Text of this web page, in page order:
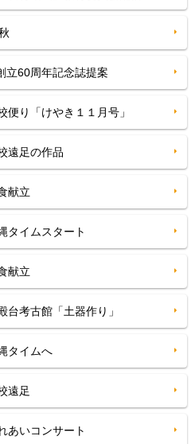
60周年記念誌提案
り「けやき１１月号」
遠足の作品
献立
タイムスタート
献立
考古館「土器作り」
タイムへ
遠足
あいコンサート